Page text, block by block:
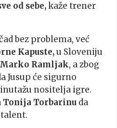
od sebe,kaže trener
bez problema, već
Kapuste,u Sloveniju
Marko Ramljak, a zbog
Jusup će sigurno
nositelja igre.
Tonija Torbarinu da